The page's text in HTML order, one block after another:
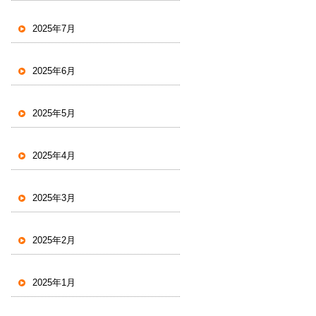
2025年7月
2025年6月
2025年5月
2025年4月
2025年3月
2025年2月
2025年1月